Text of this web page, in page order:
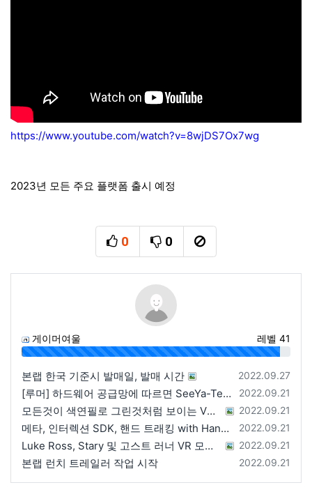
https://www.youtube.com/watch?v=8wjDS7Ox7wg
2023년 모든 주요 플랫폼 출시 예정
0
추천
0
비추천신고
게이머여울 레벨 41
96%
등록일
2022.09.27
본랩 한국 기준시 발매일, 발매 시간
등록일
2022.09.21
[루머] 하드웨어 공급망에 따르면 SeeYa-Tech가 Apple에 여러 번 uOLED 샘플을 보냄
등록일
2022.09.21
모든것이 색연필로 그린것처럼 보이는 VRChat 월드
등록일
2022.09.21
메타, 인터렉션 SDK, 핸드 트래킹 with Hands 2.1에 대한 강연 예정
등록일
2022.09.21
Luke Ross, Stary 및 고스트 러너 VR 모드 공개
등록일
2022.09.21
본랩 런치 트레일러 작업 시작